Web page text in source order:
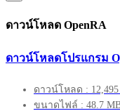
ดาวน์โหลด OpenRA
ดาวน์โหลดโปรแกรม
ดาวน์โหลด : 12,495
ขนาดไฟล์ : 48.7